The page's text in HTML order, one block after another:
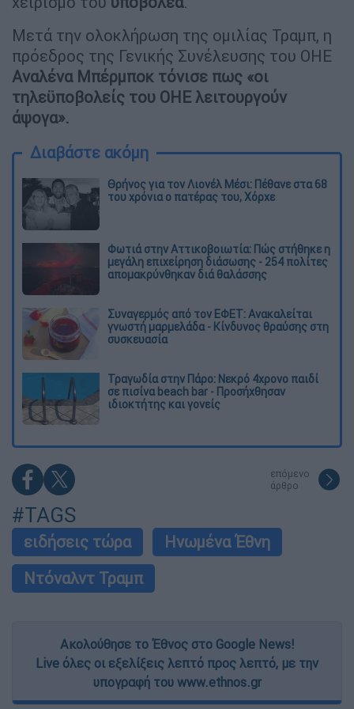
Μετά την ολοκλήρωση της ομιλίας Τραμπ, η
πρόεδρος της Γενικής Συνέλευσης του ΟΗΕ
Αναλένα Μπέρμποκ τόνισε πως «οι
τηλεϋποβολείς του ΟΗΕ λειτουργούν
άψογα».
Διαβάστε ακόμη
Θρήνος για τον Λιονέλ Μέσι: Πέθανε στα 68
του χρόνια ο πατέρας του, Χόρχε
Φωτιά στην Αττικοβοιωτία: Πώς στήθηκε η
μεγάλη επιχείρηση διάσωσης - 254 πολίτες
απομακρύνθηκαν διά θαλάσσης
Συναγερμός από τον ΕΦΕΤ: Ανακαλείται
γνωστή μαρμελάδα - Κίνδυνος θραύσης στη
συσκευασία
Τραγωδία στην Πάρο: Νεκρό 4χρονο παιδί
σε πισίνα beach bar - Προσήχθησαν
ιδιοκτήτης και γονείς
επόμενο
άρθρο
#TAGS
ειδήσεις τώρα
Ηνωμένα Έθνη
Ντόναλντ Τραμπ
Ακολούθησε το Έθνος στο Google News!
Live όλες οι εξελίξεις λεπτό προς λεπτό, με την
υπογραφή του www.ethnos.gr